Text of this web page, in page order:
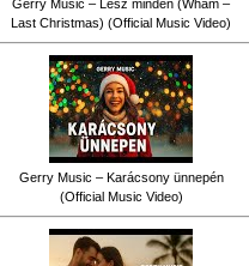
Gerry Music – Lesz minden (Wham –
Last Christmas) (Official Music Video)
Gerry Music – Karácsony ünnepén
(Official Music Video)